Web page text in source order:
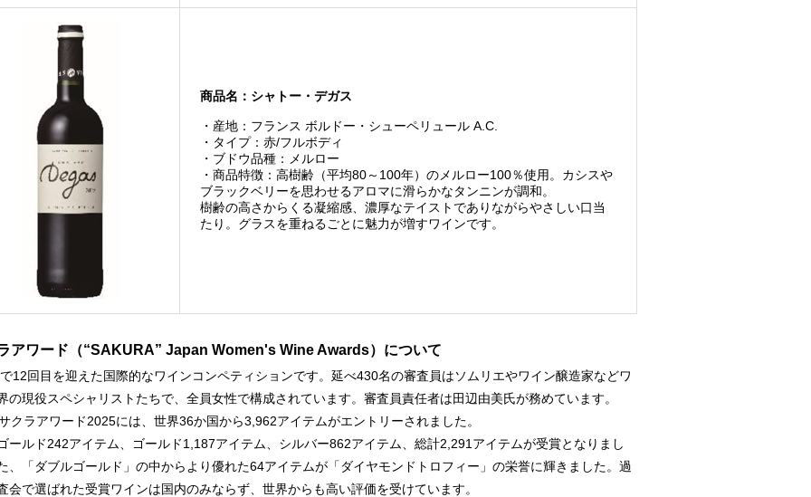
商品名：シャトー・デガス
・産地：フランス ボルドー・シューペリュール A.C.
・タイプ：赤/フルボディ
・ブドウ品種：メルロー
・商品特徴：高樹齢（平均80～100年）のメルロー100％使用。カシスや
ブラックベリーを思わせるアロマに滑らかなタンニンが調和。
樹齢の高さからくる凝縮感、濃厚なテイストでありながらやさしい口当
たり。グラスを重ねるごとに魅力が増すワインです。
アワード（“SAKURA” Japan Women's Wine Awards）について
12回目を迎えた国際的なワインコンペティションです。延べ430名の審査員はソムリエやワイン醸造家などワ
の現役スペシャリストたちで、全員女性で構成されています。審査員責任者は田辺由美氏が務めています。
クラアワード2025には、世界36か国から3,962アイテムがエントリーされました。
ールド242アイテム、ゴールド1,187アイテム、シルバー862アイテム、総計2,291アイテムが受賞となりまし
、「ダブルゴールド」の中からより優れた64アイテムが「ダイヤモンドトロフィー」の栄誉に輝きました。過
会で選ばれた受賞ワインは国内のみならず、世界からも高い評価を受けています。